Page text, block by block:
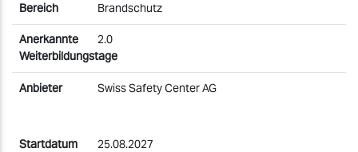
Brandschutz
2.0
Swiss Safety Center AG
25.08.2027